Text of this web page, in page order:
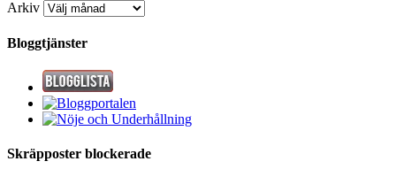
Arkiv
Bloggtjänster
Skräpposter blockerade